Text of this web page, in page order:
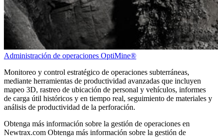
Administración de operaciones OptiMine®
Monitoreo y control estratégico de operaciones subterráneas,
mediante herramientas de productividad avanzadas que incluyen
mapeo 3D, rastreo de ubicación de personal y vehículos, informes
de carga útil históricos y en tiempo real, seguimiento de materiales y
análisis de productividad de la perforación.
Obtenga más información sobre la gestión de operaciones en
Newtrax.com Obtenga más información sobre la gestión de